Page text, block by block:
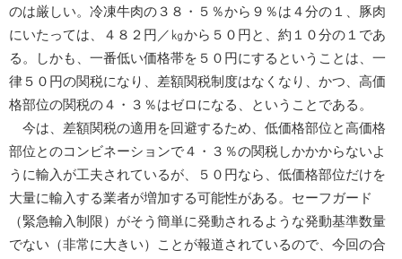
のは厳しい。冷凍牛肉の３８・５％から９％は４分の１、豚肉
にいたっては、４８２円／㎏から５０円と、約１０分の１であ
る。しかも、一番低い価格帯を５０円にするということは、一
律５０円の関税になり、差額関税制度はなくなり、かつ、高価
格部位の関税の４・３％はゼロになる、ということである。
今は、差額関税の適用を回避するため、低価格部位と高価格
部位とのコンビネーションで４・３％の関税しかかからないよ
うに輸入が工夫されているが、５０円なら、低価格部位だけを
大量に輸入する業者が増加する可能性がある。セーフガード
（緊急輸入制限）がそう簡単に発動されるような発動基準数量
でない（非常に大きい）ことが報道されているので、今回の合